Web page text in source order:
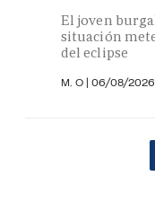
El joven
situación
del eclipse
M. O | 06/08/2026